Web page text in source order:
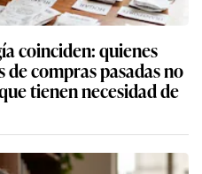
coinciden: quienes
compras pasadas no
tienen necesidad de